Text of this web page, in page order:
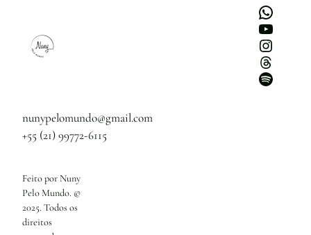
WhatsApp
Youtube
Instagram
Threads
Spotify
nunypelomundo@gmail.com
+55 (21) 99772-6115
Feito por Nuny
Pelo Mundo. ©
2025. Todos os
direitos